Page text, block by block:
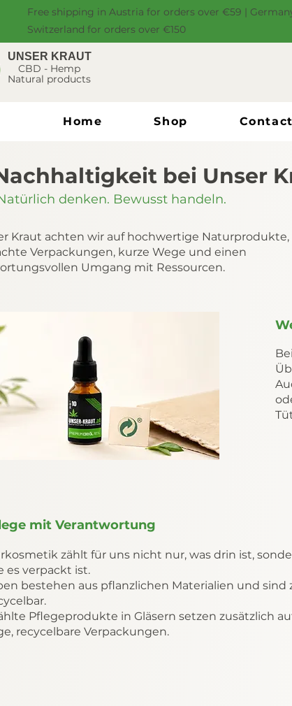
Free shipping in Austria for orders over €59 |
Switzerland for orders over €150
UNSER KRAUT
CBD - Hemp
Natural products
Home Shop Contact
bei Unser
denken. Bewusst handeln.
Kraut achten wir auf hochwertige Naturprodukte,
Verpackungen, kurze Wege und einen
Umgang mit Ressourcen.
mit Verantwortung
zählt für uns nicht nur, was drin ist,
es verpackt ist.
bestehen aus pflanzlichen Materialien und sind
Pflegeprodukte in Gläsern setzen zusätzlich
recycelbare Verpackungen.